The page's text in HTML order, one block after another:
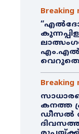
Breaking
Breaking
കനത്ത
ഡീസൽ